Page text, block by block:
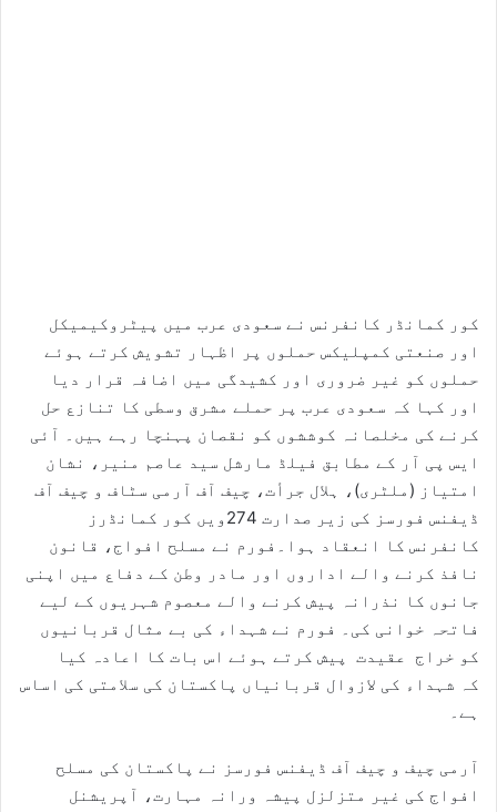
کور کمانڈر کانفرنس نے سعودی عرب میں پیٹروکیمیکل
اور صنعتی کمپلیکس حملوں پر اظہار تشویش کرتے ہوئے
حملوں کو غیر ضروری اور کشیدگی میں اضافہ قرار دیا
اور کہا کہ سعودی عرب پر حملے مشرق وسطی کا تنازع حل
کرنے کی مخلصانہ کوششوں کو نقصان پہنچا رہے ہیں۔ آئی
ایس پی آر کے مطابق فیلڈ مارشل سید عاصم منیر، نشان
امتیاز (ملٹری)، ہلال جرأت، چیف آف آرمی سٹاف و چیف آف
ڈیفنس فورسز کی زیر صدارت 274ویں کور کمانڈرز
کانفرنس کا انعقاد ہوا۔فورم نے مسلح افواج، قانون
نافذ کرنے والے اداروں اور مادر وطن کے دفاع میں اپنی
جانوں کا نذرانہ پیش کرنے والے معصوم شہریوں کے لیے
فاتحہ خوانی کی۔ فورم نے شہداء کی بے مثال قربانیوں
کو خراج عقیدت پیش کرتے ہوئے اس بات کا اعادہ کیا
کہ شہداء کی لازوال قربانیاں پاکستان کی سلامتی کی اساس
ہے۔
آرمی چیف و چیف آف ڈیفنس فورسز نے پاکستان کی مسلح
افواج کی غیر متزلزل پیشہ ورانہ مہارت، آپریشنل